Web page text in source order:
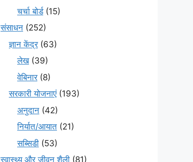
चर्चा बोर्ड(15)
संसाधन (252)
ज्ञान केंद्र(63)
लेख(39)
वेबिनार(8)
सरकारी योजनाएं(193)
अनुदान (42)
निर्यात/आयात (21)
सब्सिडी (53)
स्वास्थ्य और जीवन शैली (81)